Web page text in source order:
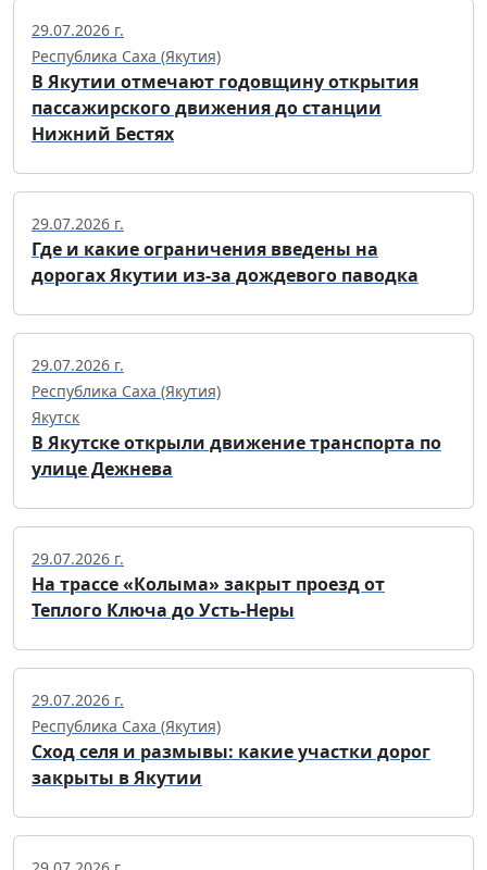
29.07.2026 г.
Республика Саха (Якутия)
В Якутии отмечают годовщину открытия
пассажирского движения до станции
Нижний Бестях
29.07.2026 г.
Где и какие ограничения введены на
дорогах Якутии из-за дождевого паводка
29.07.2026 г.
Республика Саха (Якутия)
Якутск
В Якутске открыли движение транспорта по
улице Дежнева
29.07.2026 г.
На трассе «Колыма» закрыт проезд от
Теплого Ключа до Усть-Неры
29.07.2026 г.
Республика Саха (Якутия)
Сход селя и размывы: какие участки дорог
закрыты в Якутии